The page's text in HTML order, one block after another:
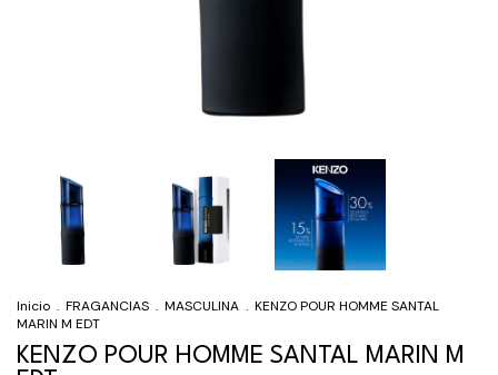
Inicio . FRAGANCIAS . MASCULINA . KENZO POUR HOMME SANTAL
MARIN M EDT
KENZO POUR HOMME SANTAL MARIN M